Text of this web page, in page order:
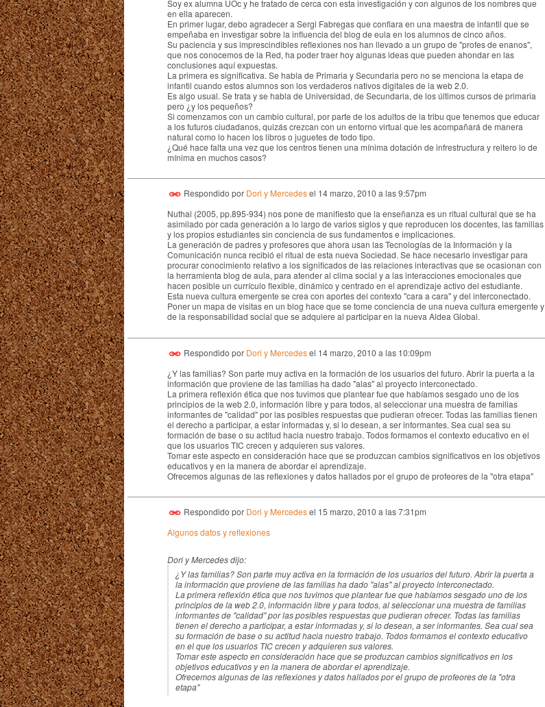
Soy ex alumna UOc y he tratado de cerca con esta investigación y con algunos de los nombres que
en ella aparecen.
En primer lugar, debo agradecer a Sergi Fabregas que confiara en una maestra de infantil que se
empeñaba en investigar sobre la influencia del blog de eula en los alumnos de cinco años.
Su paciencia y sus imprescindibles reflexiones nos han llevado a un grupo de "profes de enanos",
que nos conocemos de la Red, ha poder traer hoy algunas ideas que pueden ahondar en las
conclusiones aquí expuestas.
La primera es significativa. Se habla de Primaria y Secundaria pero no se menciona la etapa de
infantil cuando estos alumnos son los verdaderos nativos digitales de la web 2.0.
Es algo usual. Se trata y se habla de Universidad, de Secundaria, de los últimos cursos de primaria
pero ¿y los pequeños?
Si comenzamos con un cambio cultural, por parte de los adultos de la tribu que tenemos que educar
a los futuros ciudadanos, quizás crezcan con un entorno virtual que les acompañará de manera
natural como lo hacen los libros o juguetes de todo tipo.
¿Qué hace falta una vez que los centros tienen una mínima dotación de infrestructura y reitero lo de
mínima en muchos casos?
Respondido por Dori y Mercedesel 14 marzo, 2010 a las 9:57pm
Nuthal (2005, pp.895-934) nos pone de manifiesto que la enseñanza es un ritual cultural que se ha
asimilado por cada generación a lo largo de varios siglos y que reproducen los docentes, las familias
y los propios estudiantes sin conciencia de sus fundamentos e implicaciones.
La generación de padres y profesores que ahora usan las Tecnologías de la Información y la
Comunicación nunca recibió el ritual de esta nueva Sociedad. Se hace necesario investigar para
procurar conocimiento relativo a los significados de las relaciones interactivas que se ocasionan con
la herramienta blog de aula, para atender al clima social y a las interacciones emocionales que
hacen posible un currículo flexible, dinámico y centrado en el aprendizaje activo del estudiante.
Esta nueva cultura emergente se crea con aportes del contexto "cara a cara" y del interconectado.
Poner un mapa de visitas en un blog hace que se tome conciencia de una nueva cultura emergente y
de la responsabilidad social que se adquiere al participar en la nueva Aldea Global.
Respondido por Dori y Mercedesel 14 marzo, 2010 a las 10:09pm
¿Y las familias? Son parte muy activa en la formación de los usuarios del futuro. Abrir la puerta a la
información que proviene de las familias ha dado "alas" al proyecto interconectado.
La primera reflexión ética que nos tuvimos que plantear fue que habíamos sesgado uno de los
principios de la web 2.0, información libre y para todos, al seleccionar una muestra de familias
informantes de "calidad" por las posibles respuestas que pudieran ofrecer. Todas las familias tienen
el derecho a participar, a estar informadas y, si lo desean, a ser informantes. Sea cual sea su
formación de base o su actitud hacia nuestro trabajo. Todos formamos el contexto educativo en el
que los usuarios TIC crecen y adquieren sus valores.
Tomar este aspecto en consideración hace que se produzcan cambios significativos en los objetivos
educativos y en la manera de abordar el aprendizaje.
Ofrecemos algunas de las reflexiones y datos hallados por el grupo de profeores de la "otra etapa"
Respondido por Dori y Mercedesel 15 marzo, 2010 a las 7:31pm
Algunos datos y reflexiones
Dori y Mercedes dijo:
¿Y las familias? Son parte muy activa en la formación de los usuarios del futuro. Abrir la puerta a
la información que proviene de las familias ha dado "alas" al proyecto interconectado.
La primera reflexión ética que nos tuvimos que plantear fue que habíamos sesgado uno de los
principios de la web 2.0, información libre y para todos, al seleccionar una muestra de familias
informantes de "calidad" por las posibles respuestas que pudieran ofrecer. Todas las familias
tienen el derecho a participar, a estar informadas y, si lo desean, a ser informantes. Sea cual sea
su formación de base o su actitud hacia nuestro trabajo. Todos formamos el contexto educativo
en el que los usuarios TIC crecen y adquieren sus valores.
Tomar este aspecto en consideración hace que se produzcan cambios significativos en los
objetivos educativos y en la manera de abordar el aprendizaje.
Ofrecemos algunas de las reflexiones y datos hallados por el grupo deprofeores de la "otra
etapa"